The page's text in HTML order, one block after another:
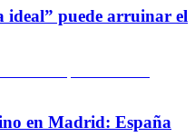
ideal” puede arruinar el
en Madrid: España